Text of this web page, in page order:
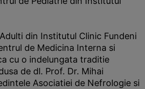
din Institutul Clinic Fundeni
de Medicina Interna si
cu o indelungata traditie
de dl. Prof. Dr. Mihai
Asociatiei de Nefrologie si